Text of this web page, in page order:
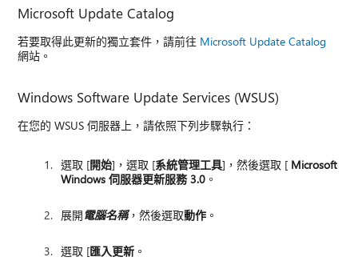
Microsoft Update Catalog
若要取得此更新的獨立套件，請前往 Microsoft Update Catalog
網站。
Windows Software Update Services (WSUS)
在您的 WSUS 伺服器上，請依照下列步驟執行：
選取 [開始]，選取 [系統管理工具]，然後選取 [ Microsoft
Windows 伺服器更新服務 3.0 。
展開電腦名稱，然後選取動作 。
選取 [匯入更新 。